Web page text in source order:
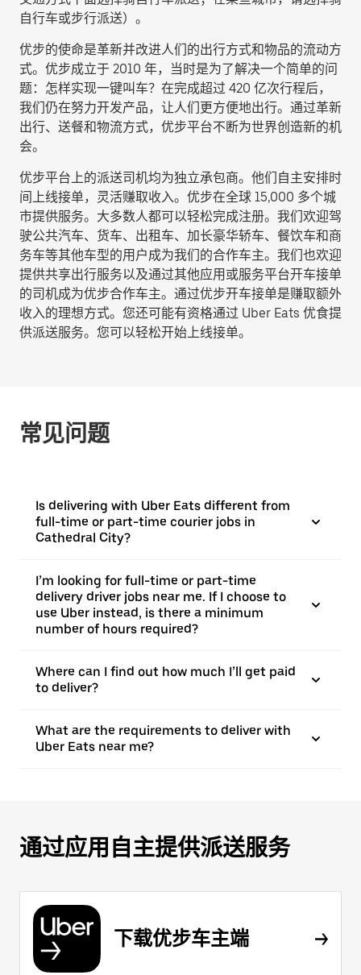
自行车或步行派送）。
优步的使命是革新并改进人们的出行方式和物品的流动方
式。优步成立于 2010 年，当时是为了解决一个简单的问
题：怎样实现一键叫车？在完成超过 420 亿次行程后，
我们仍在努力开发产品，让人们更方便地出行。通过革新
出行、送餐和物流方式，优步平台不断为世界创造新的机
会。
优步平台上的派送司机均为独立承包商。他们自主安排时
间上线接单，灵活赚取收入。优步在全球 15,000 多个城
市提供服务。大多数人都可以轻松完成注册。我们欢迎驾
驶公共汽车、货车、出租车、加长豪华轿车、餐饮车和商
务车等其他车型的用户成为我们的合作车主。我们也欢迎
提供共享出行服务以及通过其他应用或服务平台开车接单
的司机成为优步合作车主。通过优步开车接单是赚取额外
收入的理想方式。您还可能有资格通过 Uber Eats 优食提
供派送服务。您可以轻松开始上线接单。
常见问题
Is delivering with Uber Eats different from
full-time or part-time courier jobs in
Cathedral City?
I’m looking for full-time or part-time
delivery driver jobs near me. If I choose to
use Uber instead, is there a minimum
number of hours required?
Where can I find out how much I’ll get paid
to deliver?
What are the requirements to deliver with
Uber Eats near me?
通过应用自主提供派送服务
下载优步车主端